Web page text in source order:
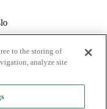
to the storing of
analyze site